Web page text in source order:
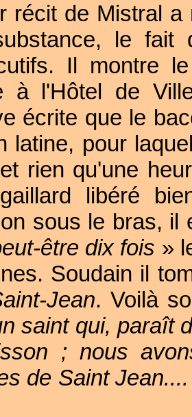
récit de Mistral
le fait
Il montre
à l'Hôtel de
écrite que le
latine, pour
rien qu'une
libéré
sous le bras, il
être dix fois »
Soudain il
Jean. Voilà
saint qui, paraît
; nous
de Saint